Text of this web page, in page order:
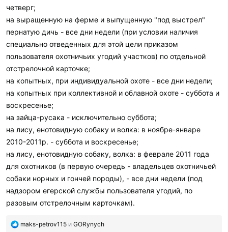
четверг;
на выращенную на ферме и выпущенную "под выстрел"
пернатую дичь - все дни недели (при условии наличия
специально отведенных для этой цели приказом
пользователя охотничьих угодий участков) по отдельной
отстрелочной карточке;
на копытных, при индивидуальной охоте - все дни недели;
на копытных при коллективной и облавной охоте - суббота и
воскресенье;
на зайца-русака - исключительно суббота;
на лису, енотовидную собаку и волка: в ноябре-январе
2010-2011р. - суббота и воскресенье;
на лису, енотовидную собаку, волка: в феврале 2011 года
для охотников (в первую очередь - владельцев охотничьей
собаки норных и гончей породы), - все дни недели (под
надзором егерской службы пользователя угодий, по
разовым отстрелочным карточкам).
П
maks-petrov115 и GORynych